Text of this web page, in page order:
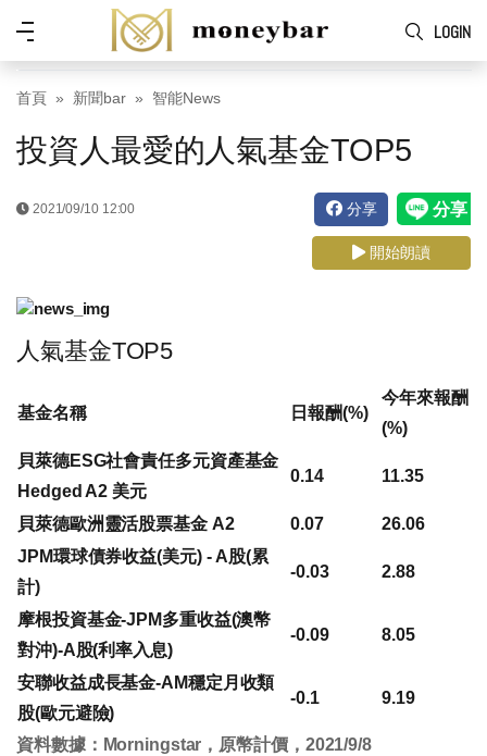
Skip to main content
LOGIN
功
能
表
首頁 新聞bar 智能News
投資人最愛的人氣基金TOP5
2021/09/10 12:00 分享
開始朗讀
人氣基金TOP5
基金名稱 日報酬(%)
今年來報酬
(%)
貝萊德ESG社會責任多元資產基金
Hedged A2 美元
0.14 11.35
貝萊德歐洲靈活股票基金 A2 0.07
26.06
JPM環球債券收益(美元) - A股(累
計)
-0.03 2.88
摩根投資基金-JPM多重收益(澳幣
對沖)-A股(利率入息)
-0.09 8.05
安聯收益成長基金-AM穩定月收類
股(歐元避險)
-0.1 9.19
資料數據：Morningstar，原幣計價，2021/9/8